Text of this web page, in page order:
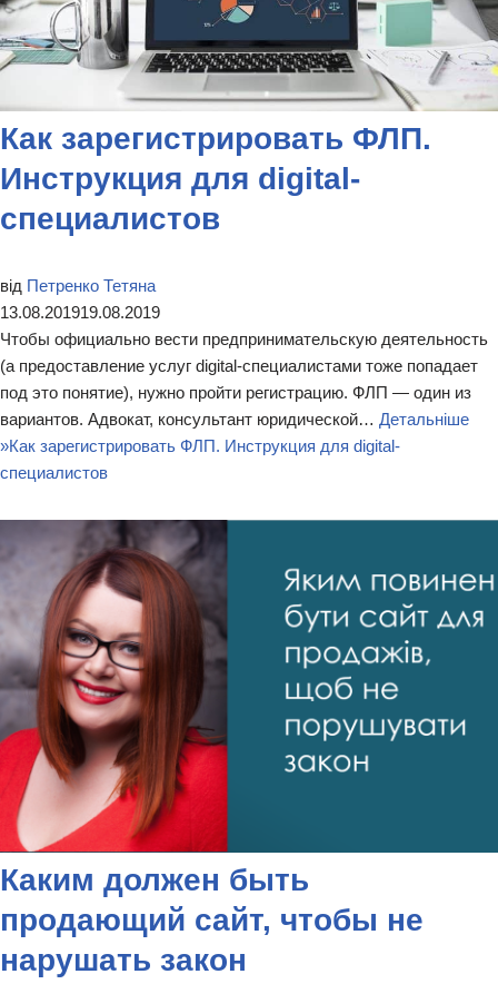
Как зарегистрировать ФЛП.
Инструкция для digital-
специалистов
від Петренко Тетяна
13.08.201919.08.2019
Чтобы официально вести предпринимательскую деятельность
(а предоставление услуг digital-специалистами тоже попадает
под это понятие), нужно пройти регистрацию. ФЛП — один из
вариантов. Адвокат, консультант юридической… Детальніше
»Как зарегистрировать ФЛП. Инструкция для digital-
специалистов
Каким должен быть
продающий сайт, чтобы не
нарушать закон